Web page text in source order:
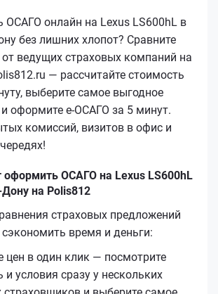
ОСАГО онлайн на Lexus LS600hL в
без лишних хлопот? Сравните
ведущих страховых компаний на
— рассчитайте стоимость
выберите самое выгодное
оформите е‑ОСАГО за 5 минут.
комиссий, визитов в офис и
оформить ОСАГО на Lexus LS600hL
на Polis812
страховых предложений
время и деньги:
цен в один клик — посмотрите
и условия сразу у нескольких